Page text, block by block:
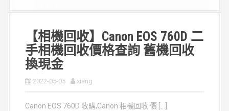
【相機回收】Canon EOS 760D 二
手相機回收價格查詢 舊機回收
換現金
2022-05-05 xiang
Canon EOS 760D 收購,Canon 相機回收 價 […]